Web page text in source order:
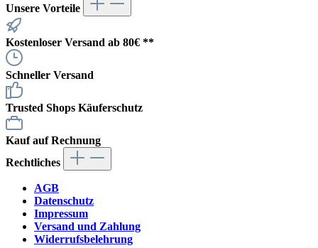
Unsere Vorteile
Kostenloser Versand ab 80€ **
Schneller Versand
Trusted Shops Käuferschutz
Kauf auf Rechnung
Rechtliches
AGB
Datenschutz
Impressum
Versand und Zahlung
Widerrufsbelehrung